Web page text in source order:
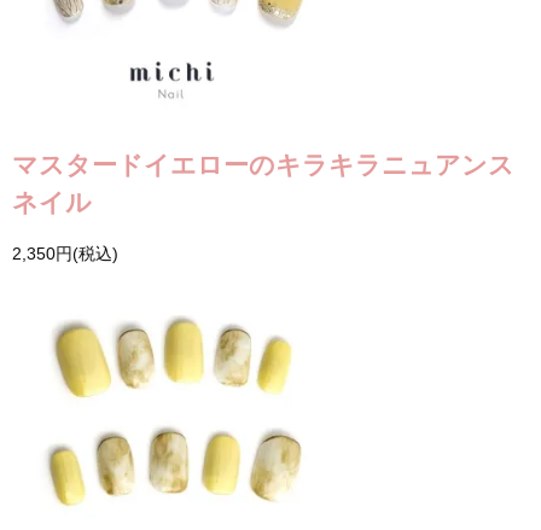
マスタードイエローのキラキラニュアンス
ネイル
2,350円(税込)